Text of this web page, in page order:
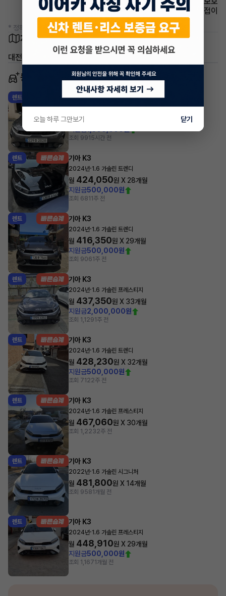
사이드미러 전동접이
* 정확한 정보는 판매자와 반드시 확인하시기 바랍니다.
차량 위치
대전 중구 부사동
동일 차종 이어카
렌트 기아 K3
2024년·1.6 가솔린 프레스티지
월412,060
조회 9915시간 전
렌트 기아 K3
2024년·1.6 가솔린 트렌디
월 424,050원 X 28개월
지원금500,000원
조회 681 1주 전
렌트 기아 K3
2024년·1.6 가솔린 트렌디
월 416,350원 X 29개월
지원금500,000원
조회 9061주 전
렌트 기아 K3
2024년·1.6 가솔린 프레스티지
월 437,350원 X 33개월
지원금2,000,000원
조회 1,1291주 전
렌트 기아 K3
2024년·1.6 가솔린 트렌디
월 428,230원 X 32개월
지원금500,000원
조회 7122주 전
렌트 기아 K3
2024년·1.6 가솔린 프레스티지
월 467,060원 X 30개월
조회 1,2232주 전
렌트 기아 K3
2022년·1.6 가솔린 시그니처
월 481,800원 X 14개월
조회 9581개월 전
렌트 기아 K3
2024년·1.6 가솔린 프레스티지
월 448,910원 X 29개월
지원금500,000원
조회 1,1671개월 전
오늘 하루 그만보기 닫기